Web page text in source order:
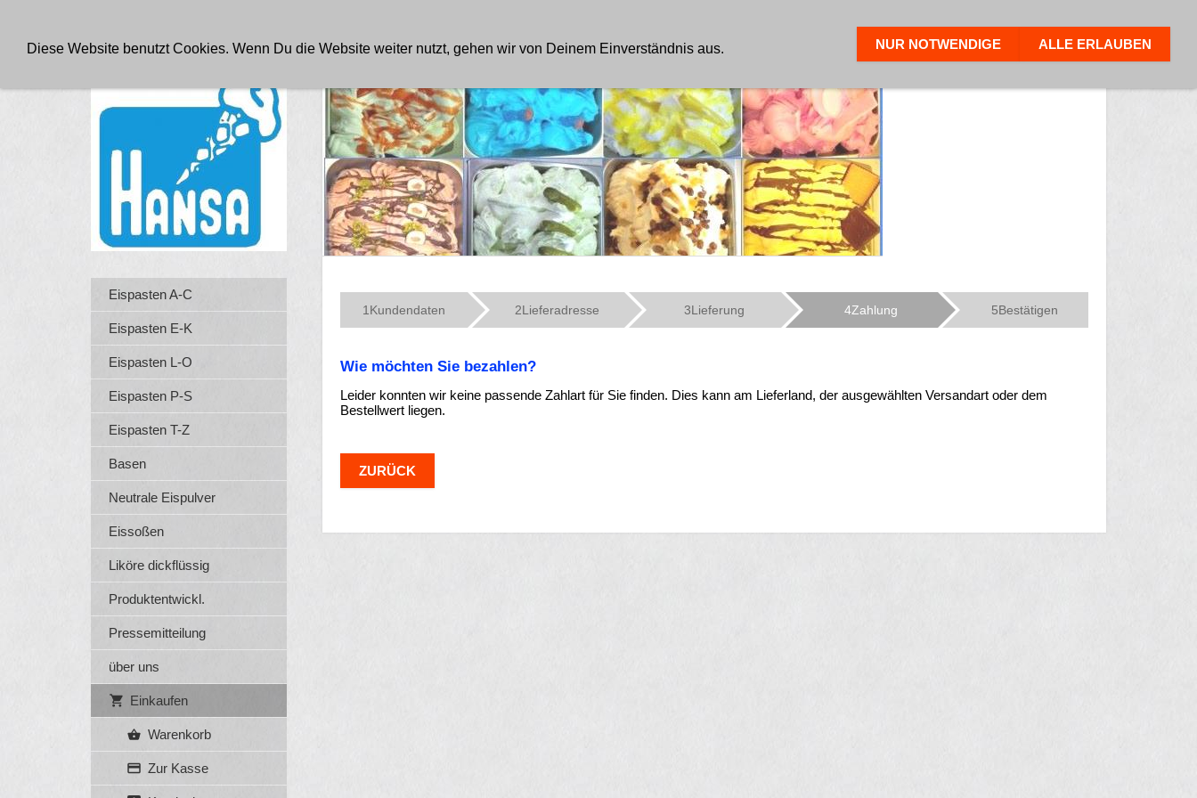
Eispasten A-C
Eispasten E-K
Eispasten L-O
Eispasten P-S
Eispasten T-Z
Basen
Neutrale Eispulver
Eissoßen
Liköre dickflüssig
Produktentwickl.
Pressemitteilung
über uns
Einkaufen
Warenkorb
Zur Kasse
1 Kundendaten 2Lieferadresse 3Lieferung 4Zahlung 5Bestätigen
Wie möchten Sie bezahlen?
Leider konnten wir keine passende Zahlart für Sie finden. Dies kann am Lieferland, der ausgewählten Versandart oder dem
Bestellwert liegen.
ZURÜCK
Diese Website benutzt Cookies. Wenn Du die Website weiter nutzt, gehen wir von Deinem Einverständnis aus. NUR NOTWENDIGE ALLE ERLAUBEN